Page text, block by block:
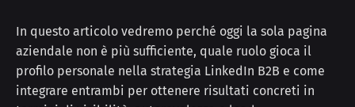
In questo articolo vedremo perché oggi la sola pagina
aziendale non è più sufficiente, quale ruolo gioca il
profilo personale nella strategia LinkedIn B2B e come
integrare entrambi per ottenere risultati concreti in